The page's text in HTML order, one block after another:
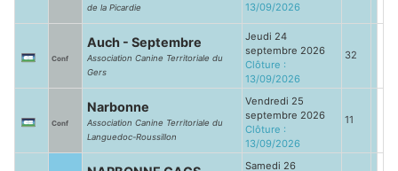
de la Picardie
13/09/2026
Conf
Auch - Septembre
Association Canine Territoriale du
Gers
Jeudi 24
septembre 2026
Clôture :
13/09/2026
32
Conf
Narbonne
Association Canine Territoriale du
Languedoc-Roussillon
Vendredi 25
septembre 2026
Clôture :
13/09/2026
11
Samedi 26